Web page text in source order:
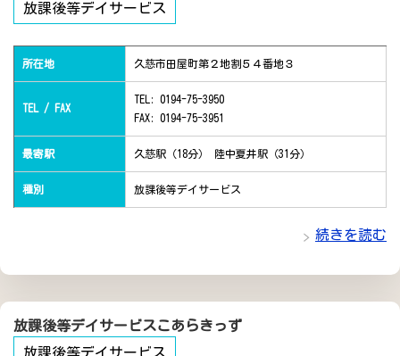
放課後等デイサービス
所在地 久慈市田屋町第２地割５４番地３
TEL / FAX
TEL: 0194-75-3950
FAX: 0194-75-3951
最寄駅 久慈駅（18分） 陸中夏井駅（31分）
種別 放課後等デイサービス
続きを読む
放課後等デイサービスこあらきっず
放課後等デイサービス